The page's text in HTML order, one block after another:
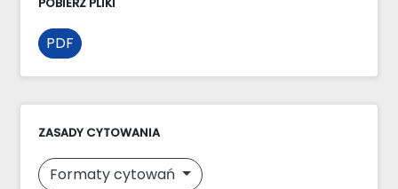
PDF
ZASADY CYTOWANIA
Formaty cytowań